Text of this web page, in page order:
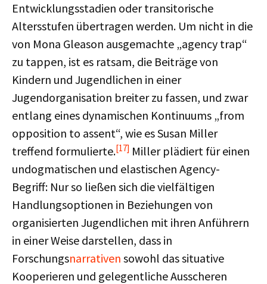
Entwicklungsstadien oder transitorische
Altersstufen übertragen werden. Um nicht in die
von Mona Gleason ausgemachte „agency trap“
zu tappen, ist es ratsam, die Beiträge von
Kindern und Jugendlichen in einer
Jugendorganisation breiter zu fassen, und zwar
entlang eines dynamischen Kontinuums „from
opposition to assent“, wie es Susan Miller
treffend formulierte.[17] Miller plädiert für einen
undogmatischen und elastischen Agency-
Begriff: Nur so ließen sich die vielfältigen
Handlungsoptionen in Beziehungen von
organisierten Jugendlichen mit ihren Anführern
in einer Weise darstellen, dass in
Forschungsnarrativen sowohl das situative
Kooperieren und gelegentliche Ausscheren